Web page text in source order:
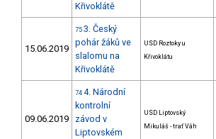
Křivoklátě
15.06.2019
75 3. Český
pohár žáků ve
slalomu na
Křivoklátě
USD Roztoky u
Křivoklátu
09.06.2019
74 4. Národní
kontrolní
závod v
Liptovském
USD Liptovský
Mikuláš - trať Váh